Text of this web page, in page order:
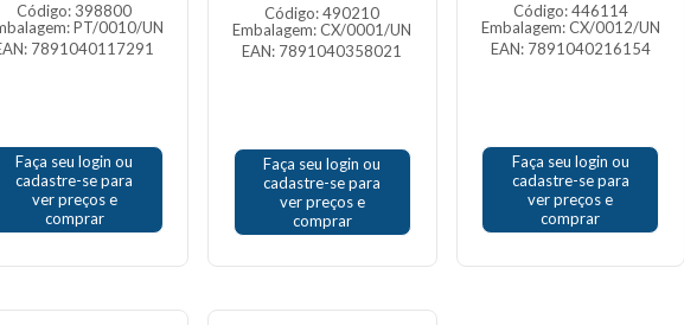
Código: 398800
PT/0010/UN
7891040117291
Faça seu login ou
cadastre-se para
ver preços e
comprar
Código: 490210
Embalagem: CX/0001/UN
EAN: 7891040358021
Faça seu login ou
cadastre-se para
ver preços e
comprar
Código: 446114
Embalagem: CX/0012/UN
EAN: 7891040216154
Faça seu login ou
cadastre-se para
ver preços e
comprar